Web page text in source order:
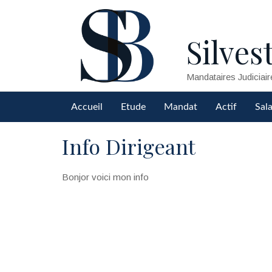
Mandataires
Accueil Etude Mandat Actif
Info Dirigeant
Bonjor voici mon info